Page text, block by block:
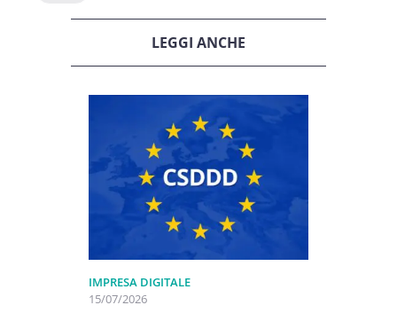
LEGGI ANCHE
IMPRESA DIGITALE
15/07/2026